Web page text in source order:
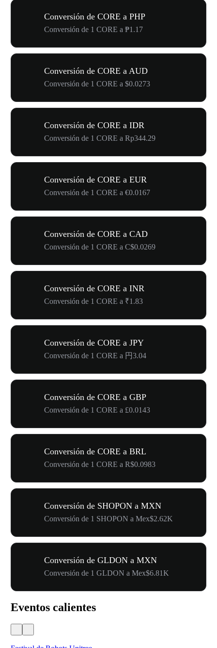
Conversión de CORE a PHP
Conversión de 1 CORE a ₱1.17
Conversión de CORE a AUD
Conversión de 1 CORE a $0.0273
Conversión de CORE a IDR
Conversión de 1 CORE a Rp344.29
Conversión de CORE a EUR
Conversión de 1 CORE a €0.0167
Conversión de CORE a CAD
Conversión de 1 CORE a C$0.0269
Conversión de CORE a INR
Conversión de 1 CORE a ₹1.83
Conversión de CORE a JPY
Conversión de 1 CORE a 円3.04
Conversión de CORE a GBP
Conversión de 1 CORE a £0.0143
Conversión de CORE a BRL
Conversión de 1 CORE a R$0.0983
Conversión de SHOPON a MXN
Conversión de 1 SHOPON a Mex$2.62K
Conversión de GLDON a MXN
Conversión de 1 GLDON a Mex$6.81K
Eventos calientes